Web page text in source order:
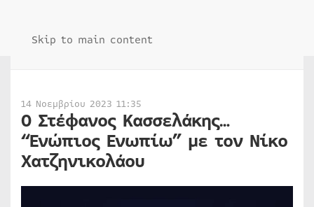
Skip to main content
14 Νοεμβρίου 2023 11:35
Ο Στέφανος Κασσελάκης…
“Ενώπιος Ενωπίω” με τον Νίκο
Χατζηνικολάου